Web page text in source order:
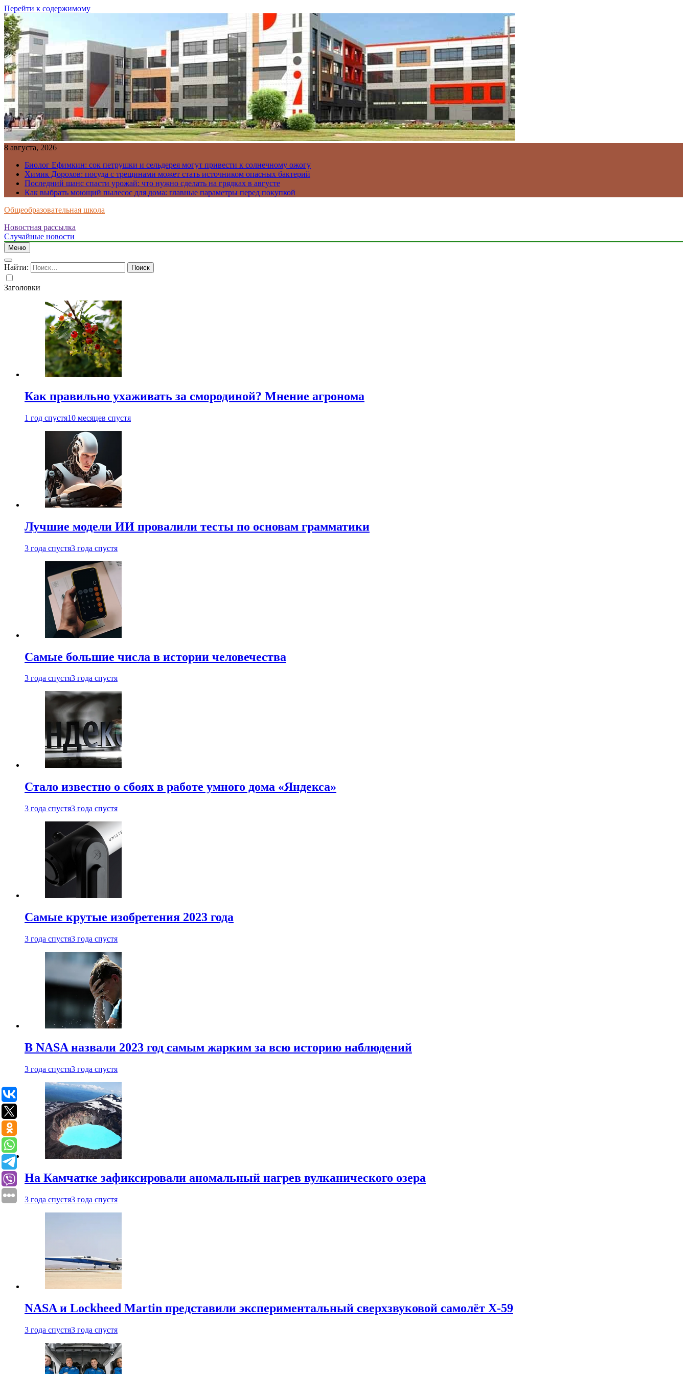
Перейти к содержимому
8 августа, 2026
Биолог Ефимкин: сок петрушки и сельдерея могут привести к солнечному ожогу
Химик Дорохов: посуда с трещинами может стать источником опасных бактерий
Последний шанс спасти урожай: что нужно сделать на грядках в августе
Как выбрать моющий пылесос для дома: главные параметры перед покупкой
Общеобразовательная школа
Новостная рассылка
Случайные новости
Меню
Найти:
Заголовки
Как правильно ухаживать за смородиной? Мнение агронома
1 год спустя10 месяцев спустя
Лучшие модели ИИ провалили тесты по основам грамматики
3 года спустя3 года спустя
Самые большие числа в истории человечества
3 года спустя3 года спустя
Стало известно о сбоях в работе умного дома «Яндекса»
3 года спустя3 года спустя
Самые крутые изобретения 2023 года
3 года спустя3 года спустя
В NASA назвали 2023 год самым жарким за всю историю наблюдений
3 года спустя3 года спустя
На Камчатке зафиксировали аномальный нагрев вулканического озера
3 года спустя3 года спустя
NASA и Lockheed Martin представили экспериментальный сверхзвуковой самолёт X-59
3 года спустя3 года спустя